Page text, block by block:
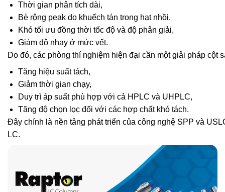
Thời gian phân tích dài,
Bè rộng peak do khuếch tán trong hạt nhồi,
Khó tối ưu đồng thời tốc độ và độ phân giải,
Giảm độ nhạy ở mức vết.
Do đó, các phòng thí nghiệm hiện đại cần một giải pháp cột
Tăng hiệu suất tách,
Giảm thời gian chạy,
Duy trì áp suất phù hợp với cả HPLC và UHPLC,
Tăng độ chọn lọc đối với các hợp chất khó tách.
Đây chính là nền tảng phát triển của công nghệ SPP và
LC.